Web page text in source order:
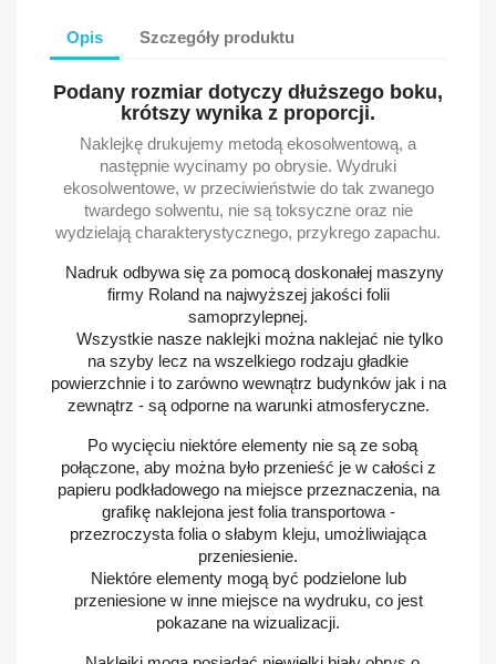
Opis Szczegóły produktu
Podany rozmiar dotyczy dłuższego boku,
krótszy wynika z proporcji.
Naklejkę drukujemy metodą ekosolwentową, a
następnie wycinamy po obrysie. Wydruki
ekosolwentowe, w przeciwieństwie do tak zwanego
twardego solwentu, nie są toksyczne oraz nie
wydzielają charakterystycznego, przykrego zapachu.
Nadruk odbywa się za pomocą doskonałej maszyny
firmy Roland na najwyższej jakości folii
samoprzylepnej.
Wszystkie nasze naklejki można naklejać nie tylko
na szyby lecz na wszelkiego rodzaju gładkie
powierzchnie i to zarówno wewnątrz budynków jak i na
zewnątrz - są odporne na warunki atmosferyczne.
Po wycięciu niektóre elementy nie są ze sobą
połączone, aby można było przenieść je w całości z
papieru podkładowego na miejsce przeznaczenia, na
grafikę naklejona jest folia transportowa -
przezroczysta folia o słabym kleju, umożliwiająca
przeniesienie.
Niektóre elementy mogą być podzielone lub
przeniesione w inne miejsce na wydruku, co jest
pokazane na wizualizacji.